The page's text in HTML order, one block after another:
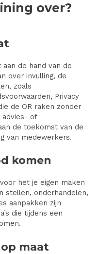
over?
de hand van de
over invulling, de
zoals
Privacy
de OR raken zonder
of
de toekomst van de
van medewerkers.
komen
het je eigen maken
stellen, onderhandelen,
aanpakken zijn
die tijdens een
maat